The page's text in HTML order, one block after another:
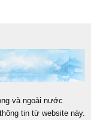
và ngoài nước
tin từ website này.